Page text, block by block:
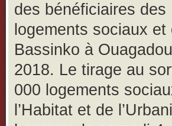
des bénéficiaires des
logements sociaux
Bassinko à
2018. Le tirage au
000 logements
l’Habitat et de